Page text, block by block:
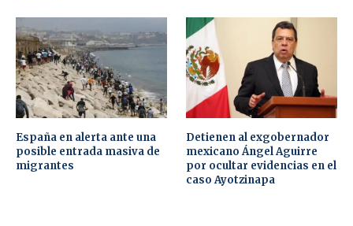
España en alerta ante una
posible entrada masiva de
migrantes
Detienen al exgobernador
mexicano Ángel Aguirre
por ocultar evidencias en el
caso Ayotzinapa